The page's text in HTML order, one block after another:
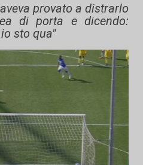
provato a distrarlo
di porta e dicendo:
sto qua"